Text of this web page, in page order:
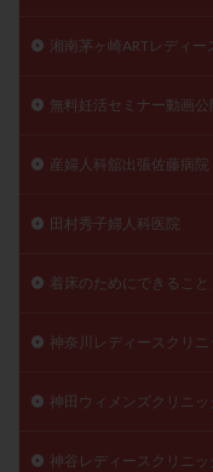
湘南茅ヶ崎ARTレディー
無料妊活セミナー動画公
産婦人科舘出張佐藤病院
田村秀子婦人科医院
着床のためにできること
神奈川レディースクリニ
神田ウィメンズクリニッ
神谷レディースクリニッ